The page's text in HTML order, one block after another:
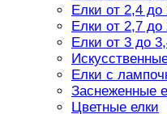
Елки от 2,4 до
Елки от 2,7 до
Елки от 3 до
Елки с
Заснеженные
Цветные елки